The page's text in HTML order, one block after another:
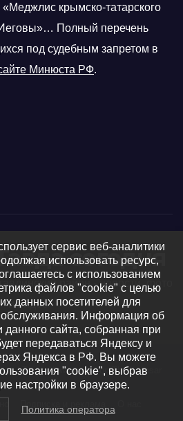
крымско-татарского
Полный перечень
под судебным запретом в
Минюста РФ.
сегодня
район - новости, фото
и видео
|Тема: Newsup, авторThemeansar
Подписка и реклама
сервис веб-аналитики
использовать ресурс,
с использованием
файлов "cookie" с целью
данных посетителей для
обслуживания. Информация об
сайта, собранная при
передаваться Яндексу и
Яндекса в РФ. Вы можете
"cookie", выбрав
настройки в браузере.
Политика оператора